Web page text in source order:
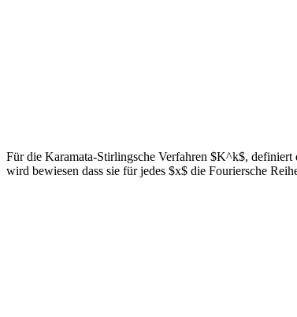
Für die Karamata-Stirlingsche Verfahren $K^k$,
wird bewiesen dass sie für jedes $x$ die Fouriersche